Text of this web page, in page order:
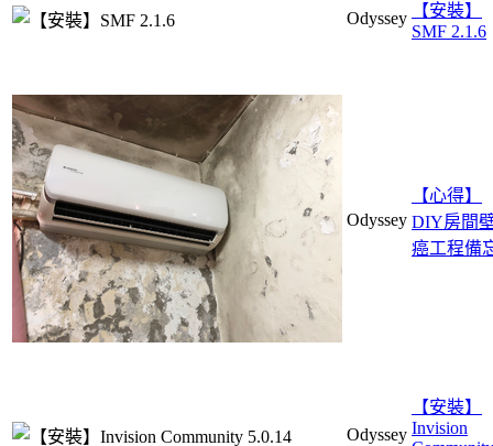
Odyssey
【安裝】
SMF 2.1.6
Odyssey
【心得】
DIY房間
癌工程備
Odyssey
【安裝】
Invision